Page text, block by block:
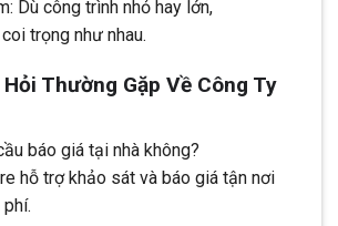
Dù công trình nhỏ hay lớn,
trọng như nhau.
Thường Gặp Về Công Ty
báo giá tại nhà không?
hỗ trợ khảo sát và báo giá tận nơi